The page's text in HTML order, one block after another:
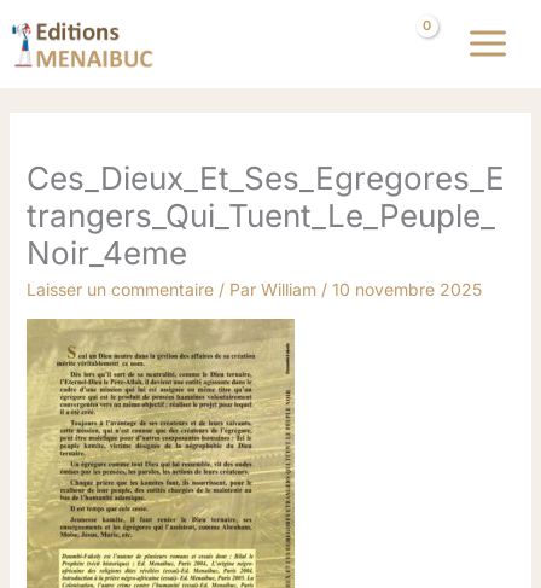
au
contenu
Ces_Dieux_Et_Ses_Egregores_E
trangers_Qui_Tuent_Le_Peuple_
Noir_4eme
Laisser un commentaire / Par William / 10 novembre 2025